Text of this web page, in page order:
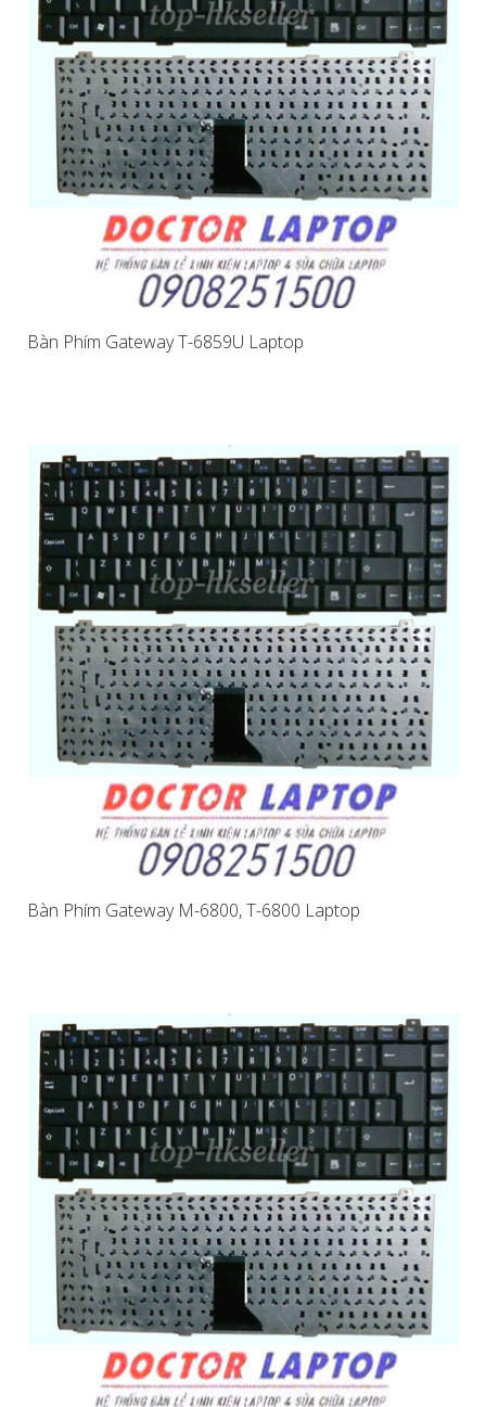
Bàn Phím Gateway T-6859U Laptop
Bàn Phím Gateway M-6800, T-6800 Laptop